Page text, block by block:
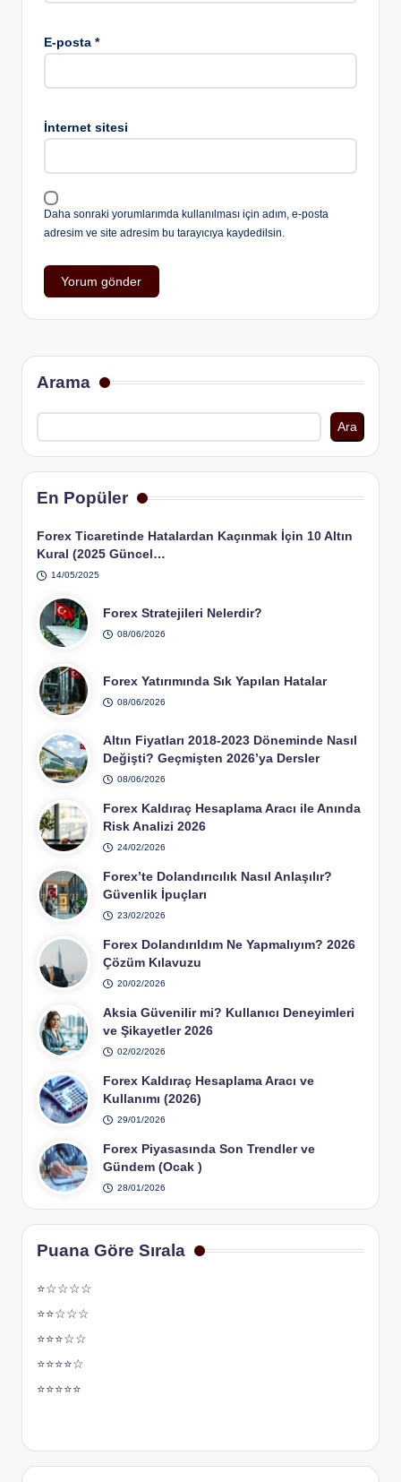
E-posta *
İnternet sitesi
Daha sonraki yorumlarımda kullanılması için adım, e-posta
adresim ve site adresim bu tarayıcıya kaydedilsin.
Arama
Ara
En Popüler
Forex Ticaretinde Hatalardan Kaçınmak İçin 10 Altın
Kural (2025 Güncel…
14/05/2025
Forex Stratejileri Nelerdir?
08/06/2026
Forex Yatırımında Sık Yapılan Hatalar
08/06/2026
Altın Fiyatları 2018-2023 Döneminde Nasıl
Değişti? Geçmişten 2026’ya Dersler
08/06/2026
Forex Kaldıraç Hesaplama Aracı ile Anında
Risk Analizi 2026
24/02/2026
Forex’te Dolandırıcılık Nasıl Anlaşılır?
Güvenlik İpuçları
23/02/2026
Forex Dolandırıldım Ne Yapmalıyım? 2026
Çözüm Kılavuzu
20/02/2026
Aksia Güvenilir mi? Kullanıcı Deneyimleri
ve Şikayetler 2026
02/02/2026
Forex Kaldıraç Hesaplama Aracı ve
Kullanımı (2026)
29/01/2026
Forex Piyasasında Son Trendler ve
Gündem (Ocak )
28/01/2026
Puana Göre Sırala
⭐☆☆☆☆
⭐⭐☆☆☆
⭐⭐⭐☆☆
⭐⭐⭐⭐☆
⭐⭐⭐⭐⭐